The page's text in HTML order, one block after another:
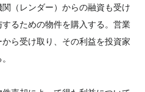
（レンダー）からの融資も受け
るための物件を購入する。営業
ら受け取り、その利益を投資家